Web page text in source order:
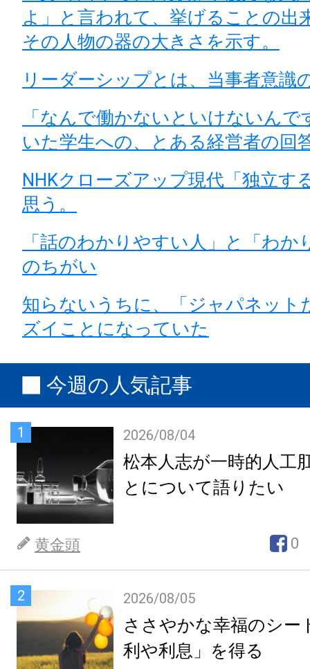
よ」と言われて、挙げることの出
その人物の器の大きさを示す。
リーダーシップとは、当事者意識
「なんで働かないといけないんで
いた学生への、とある経営者の回
NHKクローズアップ現代「独立す
思う。
「話のわかりやすい人」と「わか
のちがい
知らないうちに、「ジャパネット
ズイことになっていた
今週の人気記事
1 2026/08/04
松本人志が一時的人工
とについて語りたい
黄金頭 0
2 2026/08/05
ささやかな幸福のシー
利や利息」を得る